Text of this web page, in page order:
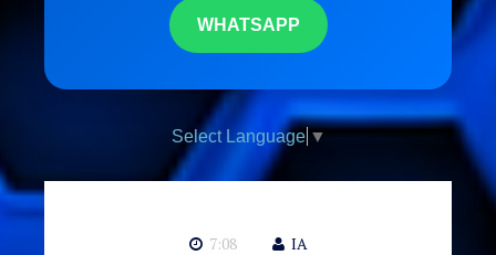
WHATSAPP
Select Language ▼
7:08 IA